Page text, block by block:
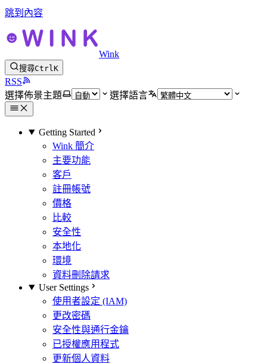
跳到內容
Wink
搜尋CtrlK
RSS
選擇佈景主題
選擇語言
Getting Started
Wink 簡介
主要功能
客戶
註冊帳號
價格
比較
安全性
本地化
環境
資料刪除請求
User Settings
使用者設定 (IAM)
更改密碼
安全性與通行金鑰
已授權應用程式
更新個人資料